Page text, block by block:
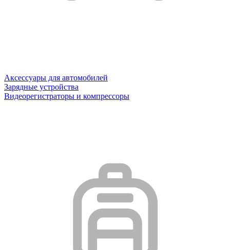
Аксессуары для автомобилей
Зарядные устройства
Видеорегистраторы и компрессоры